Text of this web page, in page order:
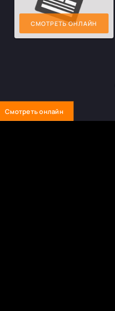
СМОТРЕТЬ ОНЛАЙН
Смотреть онлайн